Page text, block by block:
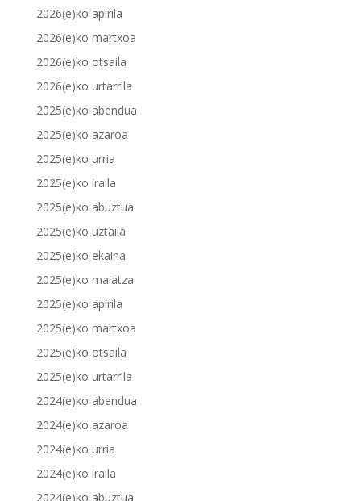
2026(e)ko apirila
2026(e)ko martxoa
2026(e)ko otsaila
2026(e)ko urtarrila
2025(e)ko abendua
2025(e)ko azaroa
2025(e)ko urria
2025(e)ko iraila
2025(e)ko abuztua
2025(e)ko uztaila
2025(e)ko ekaina
2025(e)ko maiatza
2025(e)ko apirila
2025(e)ko martxoa
2025(e)ko otsaila
2025(e)ko urtarrila
2024(e)ko abendua
2024(e)ko azaroa
2024(e)ko urria
2024(e)ko iraila
2024(e)ko abuztua